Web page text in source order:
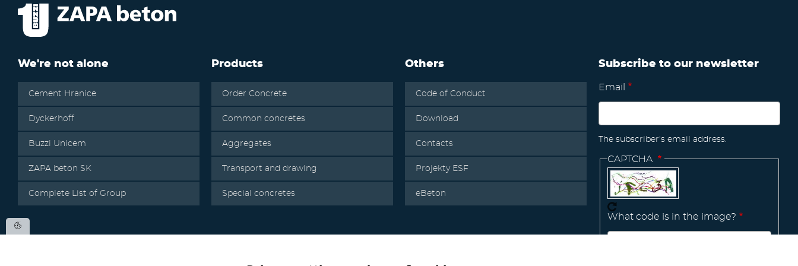
We're not alone
Cement Hranice
Dyckerhoff
Buzzi Unicem
ZAPA beton SK
Complete List of Group
Products
Order Concrete
Common concretes
Aggregates
Transport and drawing
Special concretes
Others
Code of Conduct
Download
Contacts
Projekty ESF
eBeton
Subscribe to our newsletter
Email
The subscriber's email address.
CAPTCHA
What code is in the image?